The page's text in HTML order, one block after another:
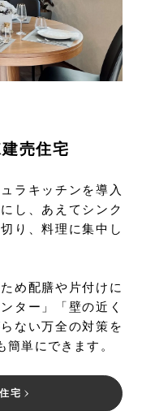
売住宅
ラキッチンを導入
し、あえてシンク
り、料理に集中し
め配膳や片付けに
ター」「壁の近く
ない万全の対策を
簡単にできます。
宅